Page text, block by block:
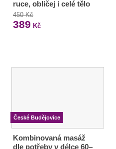
ruce, obličej i celé tělo
450 Kč
389 Kč
České Budějovice
Kombinovaná masáž
dle potřeby v délce 60–